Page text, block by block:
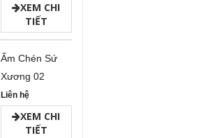
XEM CHI
TIẾT
Ấm Chén Sứ
Xương 02
Liên hệ
XEM CHI
TIẾT